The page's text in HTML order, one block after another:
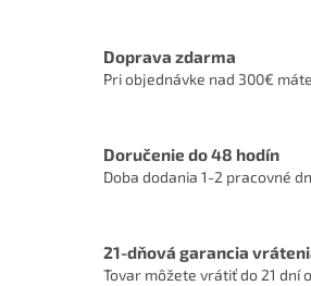
Doprava zdarma
Pri objednávke nad 300€
Doručenie do 48 hodín
Doba dodania 1-2 pracovné
21-dňová garancia
Tovar môžete vrátiť do 21 dní